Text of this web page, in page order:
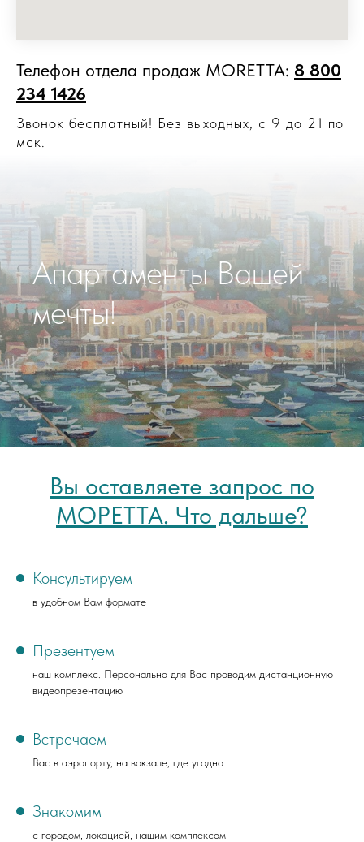
Телефон отдела продаж MORETTA: 8 800
234 1426
Звонок бесплатный! Без выходных, с 9 до 21 по
мск.
Апартаменты Вашей
мечты!
Вы оставляете запрос по
МОРЕТТА. Что дальше?
Консультируем
в удобном Вам формате
Презентуем
наш комплекс. Персонально для Вас проводим дистанционную
видеопрезентацию
Встречаем
Вас в аэропорту, на вокзале, где угодно
Знакомим
с городом, локацией, нашим комплексом